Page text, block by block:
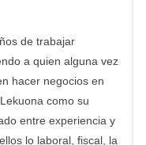
de trabajar
a quien alguna vez
hacer negocios en
como su
entre experiencia y
lo laboral, fiscal, la